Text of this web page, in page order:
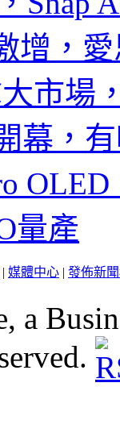
增，
市場
幕，
量產
| 媒體中心 | 發佈新
a